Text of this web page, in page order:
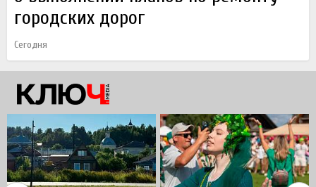
городских дорог
Сегодня